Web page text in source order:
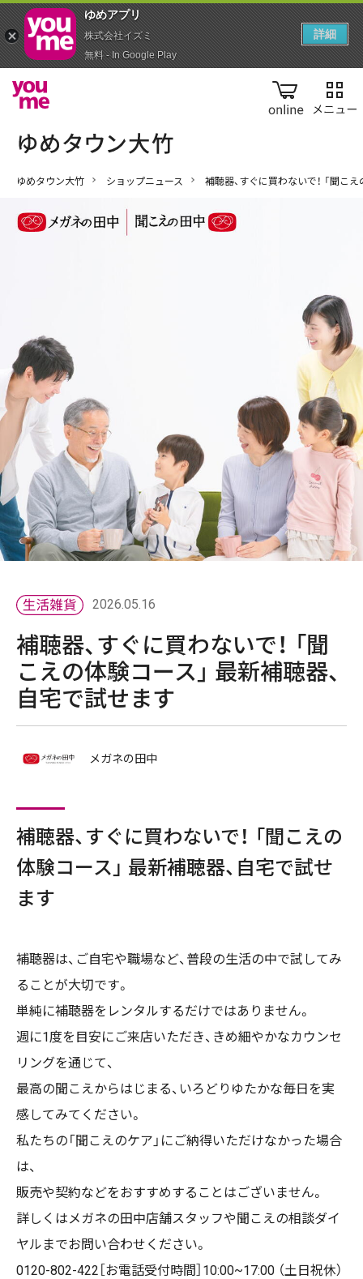
online
ゆめタウン大竹 ショップニュース 補聴器、すぐに買わないで！ 「聞こ
2026.05.16
補聴器、すぐに買わないで！ 「聞
こえの体験コース」 最新補聴器、
自宅で試せます
メガネの田中
補聴器、すぐに買わないで！ 「聞こえの
体験コース」 最新補聴器、自宅で試せ
ます
補聴器は、ご自宅や職場など、普段の生活の中で試してみ
ることが大切です。
単純に補聴器をレンタルするだけではありません。
週に1度を目安にご来店いただき、きめ細やかなカウンセ
リングを通じて、
最高の聞こえからはじまる、いろどりゆたかな毎日を実
感してみてください。
私たちの「聞こえのケア」にご納得いただけなかった場合
は、
販売や契約などをおすすめすることはございません。
詳しくはメガネの田中店舗スタッフや聞こえの相談ダイ
ヤルまでお問い合わせください。
0120-802-422［お電話受付時間］10:00~17:00 （土日祝休）
ゆめアプ‪リ‬
株式会社イズミ
無料 - In Google Play
詳細